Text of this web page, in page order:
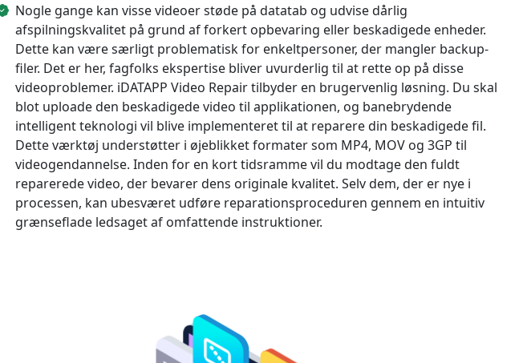
Nogle gange kan visse videoer støde på datatab og udvise dårlig
afspilningskvalitet på grund af forkert opbevaring eller beskadigede enheder.
Dette kan være særligt problematisk for enkeltpersoner, der mangler backup-
filer. Det er her, fagfolks ekspertise bliver uvurderlig til at rette op på disse
videoproblemer. iDATAPP Video Repair tilbyder en brugervenlig løsning. Du skal
blot uploade den beskadigede video til applikationen, og banebrydende
intelligent teknologi vil blive implementeret til at reparere din beskadigede fil.
Dette værktøj understøtter i øjeblikket formater som MP4, MOV og 3GP til
videogendannelse. Inden for en kort tidsramme vil du modtage den fuldt
reparerede video, der bevarer dens originale kvalitet. Selv dem, der er nye i
processen, kan ubesværet udføre reparationsproceduren gennem en intuitiv
grænseflade ledsaget af omfattende instruktioner.